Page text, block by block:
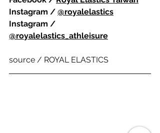
Instagram / @royalelastics
Instagram /
@royalelastics_athleisure
source / ROYAL ELASTICS